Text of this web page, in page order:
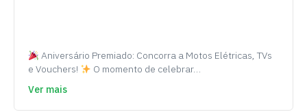
Aniversário Premiado: Concorra a Motos Elétricas, TVs
e Vouchers!
O momento de celebrar…
Ver mais